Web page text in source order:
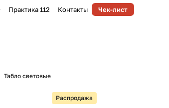
Практика 112 Контакты Чек-лист
Табло световые
Распродажа